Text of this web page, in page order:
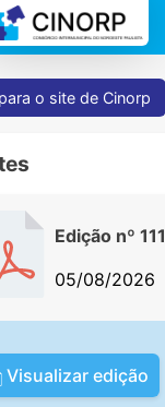
o site de Cinorp
Edição nº 111
05/08/2026
Visualizar edição